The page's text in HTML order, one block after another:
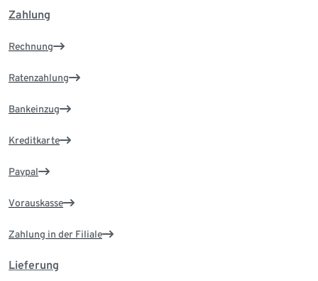
Zahlung
Rechnung
Ratenzahlung
Bankeinzug
Kreditkarte
Paypal
Vorauskasse
Zahlung in der Filiale
Lieferung